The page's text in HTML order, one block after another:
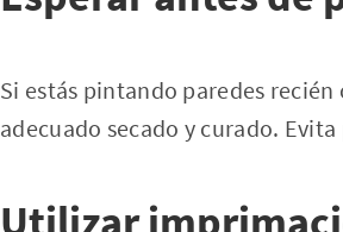
Si estás pintando paredes
adecuado secado y curado.